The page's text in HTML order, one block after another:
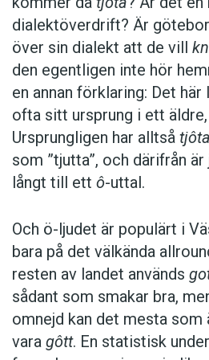
dialektöverdrift? Är
över sin dialekt att de vill
den egentligen inte hör
en annan förklaring: Det här
ofta sitt ursprung i ett
Ursprungligen har alltså tjôta
som ”tjutta”, och därifrån
långt till ett ô-uttal.
Och ö-ljudet är populärt i
bara på det välkända
resten av landet används
sådant som smakar bra,
omnejd kan det mesta
vara gôtt. En statistisk